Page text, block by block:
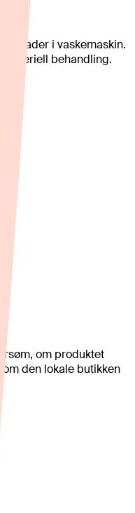
grader i vaskemaskin.
behandling.
om produktet
den lokale butikken